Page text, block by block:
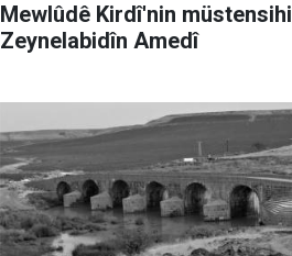
Mewlûdê Kirdî'nin müstensihi
Zeynelabidîn Amedî